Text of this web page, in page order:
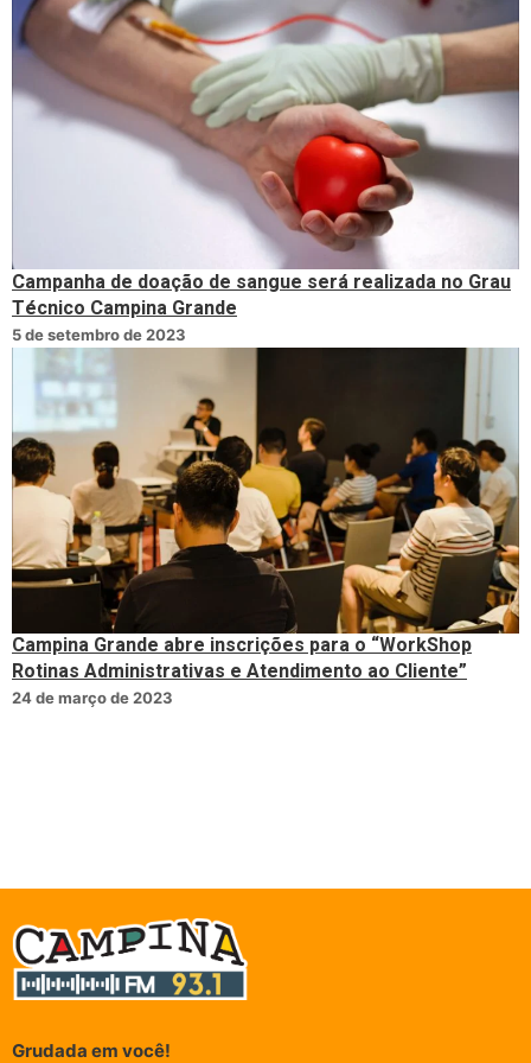
Campanha de doação de sangue será realizada no Grau
Técnico Campina Grande
5 de setembro de 2023
Campina Grande abre inscrições para o “WorkShop
Rotinas Administrativas e Atendimento ao Cliente”
24 de março de 2023
Grudada em você!